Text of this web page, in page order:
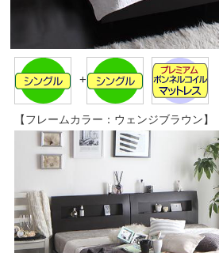
+
【フレームカラー：ウェンジブラウン】